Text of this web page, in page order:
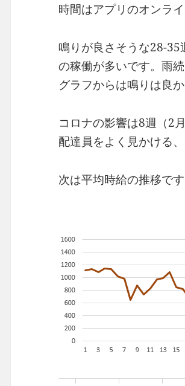
時間はアプリのオンラ
鳴りが良さそうな28-35
の稼働が多いです。雨
グラフからは鳴りは良
コロナの影響は8週（2
配達員をよく見かける
次は平均時給の推移で